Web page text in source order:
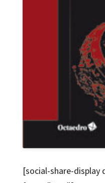
[social-share-display